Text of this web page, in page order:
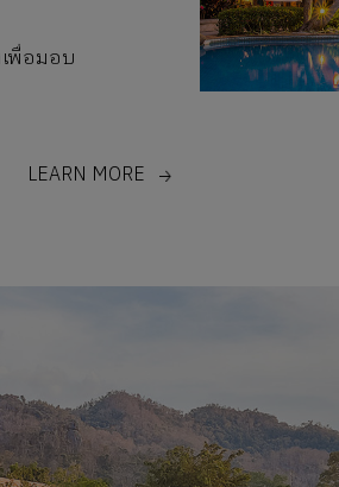
พื่อมอบ
LEARN MORE